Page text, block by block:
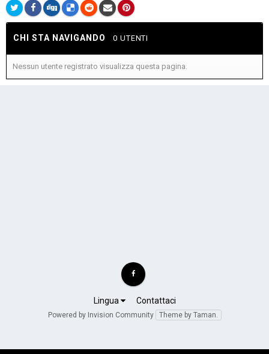
CHI STA NAVIGANDO 0 UTENTI
Nessun utente registrato visualizza questa pagina.
Lingua Contattaci
Powered by Invision Community Theme by Taman.